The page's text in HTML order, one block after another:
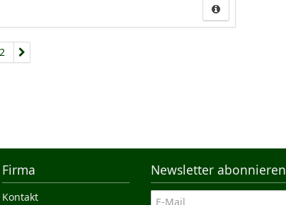
2
Firma
Kontakt
Newsletter abonnieren